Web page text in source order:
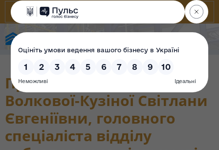
Проходження перевірки
Волкової-Кузіної Світлани
Євгеніївни, головного
спеціаліста відділу